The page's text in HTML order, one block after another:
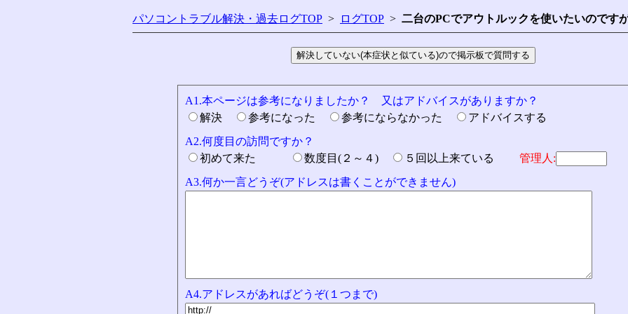
パソコントラブル解決・過去ログTOP > ログTOP > 二台のPCでアウトルックを使いたいのです
A1.本ページは参考になりましたか？ 又はアドバイスがありますか？
解決
参考になった 参考にならなかった
アドバイスする
A2.何度目の訪問ですか？
初めて来た
数度目(２～４) ５回以上来ている 管理人:
A3.何か一言どうぞ(アドレスは書くことができません)
A4.アドレスがあればどうぞ(１つまで)